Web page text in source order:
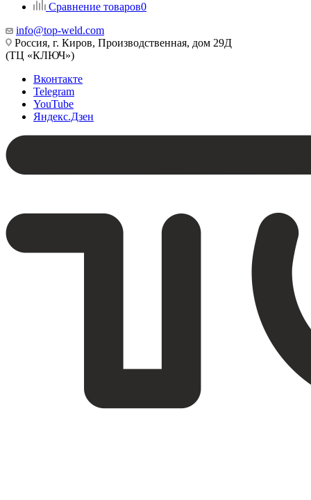
Сравнение товаров0
info@top-weld.com
Россия, г. Киров, Производственная, дом 29Д
(ТЦ «КЛЮЧ»)
Вконтакте
Telegram
YouTube
Яндекс.Дзен